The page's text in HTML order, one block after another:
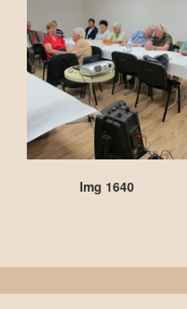
Img 1640